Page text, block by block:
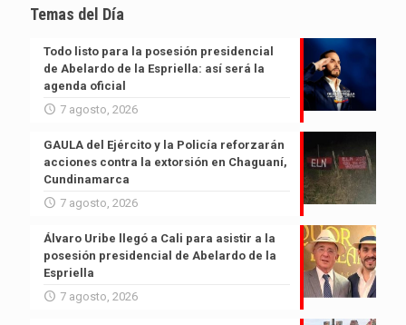
Temas del Día
Todo listo para la posesión presidencial
de Abelardo de la Espriella: así será la
agenda oficial
7 agosto, 2026
GAULA del Ejército y la Policía reforzarán
acciones contra la extorsión en Chaguaní,
Cundinamarca
7 agosto, 2026
Álvaro Uribe llegó a Cali para asistir a la
posesión presidencial de Abelardo de la
Espriella
7 agosto, 2026